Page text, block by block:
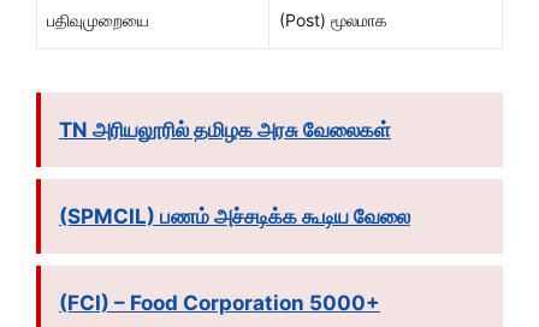
பதிவுமுறையை (Post) மூலமாக
TN அரியலூரில் தமிழக அரசு வேலைகள்
(SPMCIL) பணம் அச்சடிக்க கூடிய வேலை
(FCI) – Food Corporation 5000+